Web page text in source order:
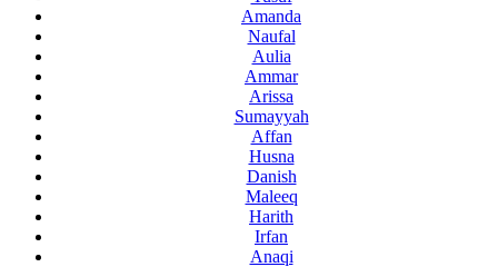
Amanda
Naufal
Aulia
Ammar
Arissa
Sumayyah
Affan
Husna
Danish
Maleeq
Harith
Irfan
Anaqi